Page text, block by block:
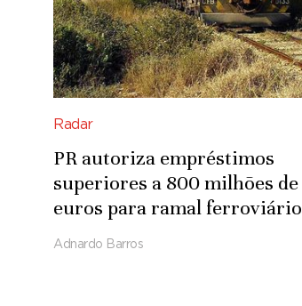
Radar
PR autoriza empréstimos
superiores a 800 milhões de
euros para ramal ferroviário
Luena-Saurimo
Adnardo Barros